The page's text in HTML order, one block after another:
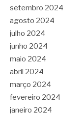
setembro 2024
agosto 2024
julho 2024
junho 2024
maio 2024
abril 2024
março 2024
fevereiro 2024
janeiro 2024